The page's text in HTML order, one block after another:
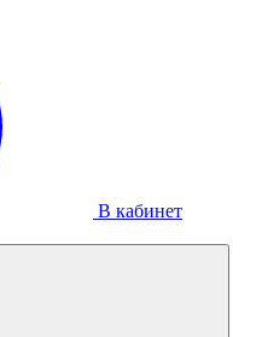
В кабинет